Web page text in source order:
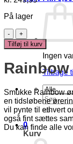
Ingen
Tilbage
Søg
efter:
0
Kurv
På lager
Rainbow
Øreringe
antal
Tilføj til kurv
Smukke Rainbow
en tidsløbene
vil pynte til ethvert
også fint sættes
Du kan finde alle